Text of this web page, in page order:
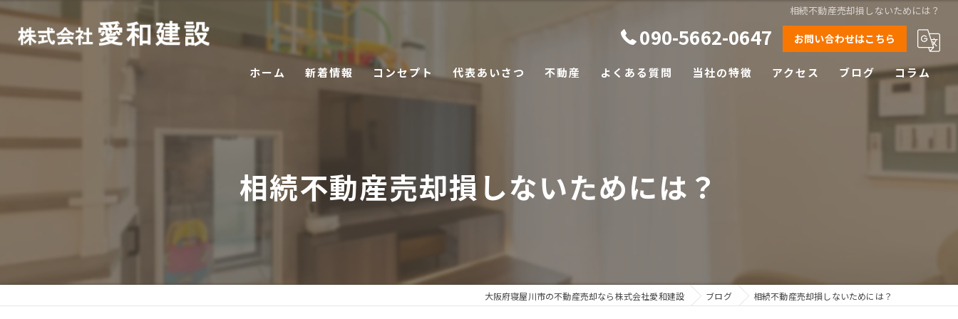
相続不動産売却損しないためには？
090-5662-0647 お問い合わせはこちら
ホーム 新着情報 コンセプト 代表あいさつ 不動産 よくある質問 当社の特徴
空き家
アクセス ブログ コラム
相続不動産売却損しないためには？
大阪府寝屋川市の不動産売却なら株式会社愛和建設 ブログ 相続不動産売却損しないためには？